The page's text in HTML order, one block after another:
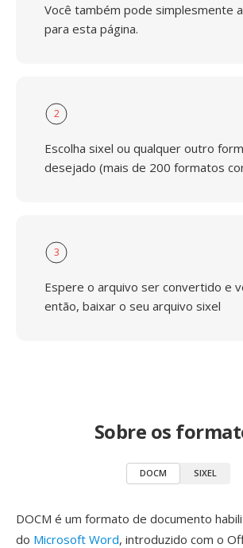
Você também pode simplesmente
para esta página.
2
Escolha sixel ou qualquer outro
desejado (mais de 200 formatos
3
Espere o arquivo ser convertido e
então, baixar o seu arquivo sixel
Sobre os
DOCM SIXEL
DOCM é um formato de documento
do Microsoft Word, introduzido com o